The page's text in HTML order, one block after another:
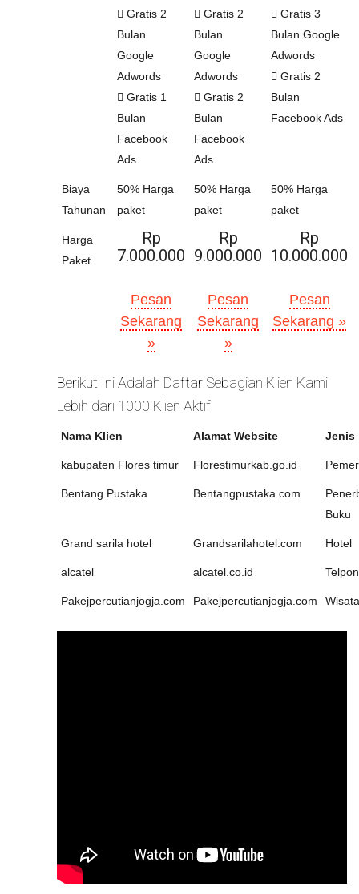
Gratis 2
Bulan
Google
Adwords
Gratis 1
Bulan
Facebook
Ads
Gratis 2
Bulan
Google
Adwords
Gratis 2
Bulan
Facebook
Ads
Gratis 3
Bulan Google
Adwords
Gratis 2
Bulan
Facebook Ads
Biaya
Tahunan
50% Harga
paket
50% Harga
paket
50% Harga
paket
Harga
Paket
Rp
7.000.000
Rp
9.000.000
Rp
10.000.000
Pesan
Sekarang
»
Pesan
Sekarang
»
Pesan
Sekarang »
Berikut Ini Adalah Daftar Sebagian Klien Kami
Lebih dari 1000 Klien Aktif
Nama Klien Alamat Website Jenis
kabupaten Flores timur Florestimurkab.go.id
Bentang Pustaka Bentangpustaka.com
Buku
Grand sarila hotel Grandsarilahotel.com Hotel
alcatel alcatel.co.id Telpon
Pakejpercutianjogja.com Pakejpercutianjogja.com Wisata